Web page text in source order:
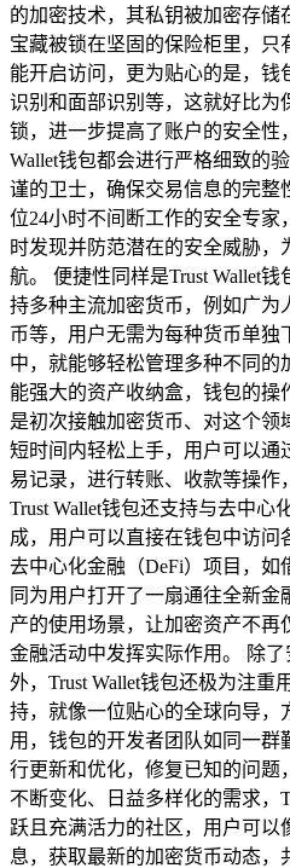
的加密技术，其私钥被加密存储
宝藏被锁在坚固的保险柜里，只
能开启访问，更为贴心的是，
识别和面部识别等，这就好比为
锁，进一步提高了账户的安全性
Wallet钱包都会进行严格细致的
谨的卫士，确保交易信息的完整
位24小时不间断工作的安全专家
时发现并防范潜在的安全威胁，
航。 便捷性同样是Trust Wallet
持多种主流加密货币，例如广为
币等，用户无需为每种货币单
中，就能够轻松管理多种不同的
能强大的资产收纳盒，钱包的
是初次接触加密货币、对这个领
短时间内轻松上手，用户可以通
易记录，进行转账、收款等操作
Trust Wallet钱包还支持与去中心
成，用户可以直接在钱包中访问
去中心化金融（DeFi）项目，如
同为用户打开了一扇通往全新
产的使用场景，让加密资产不再
金融活动中发挥实际作用。 除
外，Trust Wallet钱包还极为注重
持，就像一位贴心的全球向导，
用，钱包的开发者团队如同一
行更新和优化，修复已知的问题
不断变化、日益多样化的需求，
跃且充满活力的社区，用户可
息，获取最新的加密货币动态，